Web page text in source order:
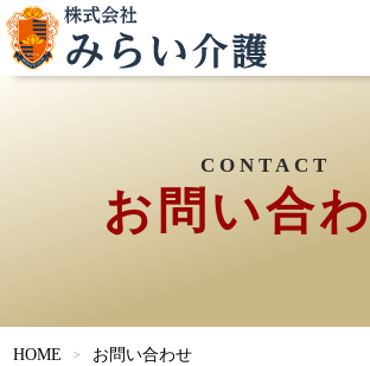
CONTACT
お問い合
HOME お問い合わせ